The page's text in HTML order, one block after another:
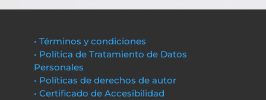
• Términos y condiciones
• Política de Tratamiento de Datos
Personales
• Políticas de derechos de autor
• Certificado de Accesibilidad